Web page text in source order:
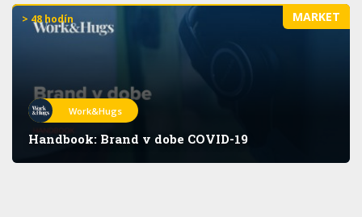
MARKET
> 48 hodín
Work&Hugs
Handbook: Brand v dobe COVID-19